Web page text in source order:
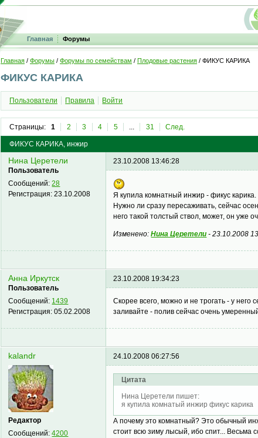
Главная Форумы
Главная / Форумы / Форумы по семействам / Плодовые растения / ФИКУС КАРИКА
ФИКУС КАРИКА
Пользователи Правила Войти
Страницы: 1 2 3 4 5 ... 31 След.
ФИКУС КАРИКА, инжир
Нина Церетели
Пользователь
Сообщений:28
Регистрация:23.10.2008
23.10.2008 13:46:28
Я купила комнатный инжир - фикус карика.
Нужно ли сразу пересаживать, сейчас
него такой толстый ствол, может, он уже
Изменено:Нина Церетели -23.10.2008
Анна Иркутск
Пользователь
Сообщений: 1439
Регистрация:05.02.2008
23.10.2008 19:34:23
Скорее всего, можно и не трогать - у него
заливайте - полив сейчас очень
kalandr
Редактор
Сообщений:4200
24.10.2008 06:27:56
Цитата
Нина Церетели пишет:
я купила комнатый инжир фикус карика
А почему это комнатный? Это обычный
стоит всю зиму лысый, ибо спит... Весьма